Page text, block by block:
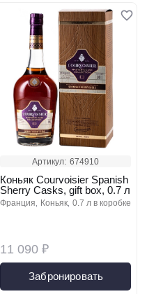
Артикул: 674910
11 090 ₽
Коньяк Courvoisier Spanish
Sherry Casks, gift box, 0.7 л
франция коньяк 0.7 л в коробке
Забронировать